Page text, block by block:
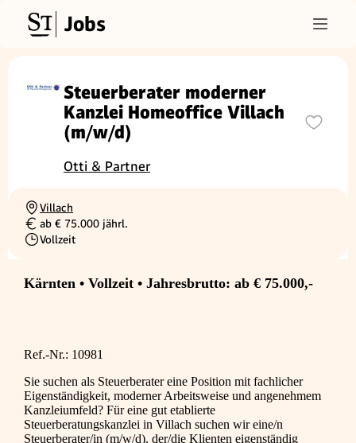
Jobs
Steuerberater moderner
Kanzlei Homeoffice Villach
(m/w/d)
Otti & Partner
Ortschaft
Villach
Gehalt
ab € 75.000 jährl.
Beschäftigungsart
Vollzeit
Kärnten • Vollzeit • Jahresbrutto: ab € 75.000,-
Ref.-Nr.: 10981
Sie suchen als Steuerberater eine Position mit fachlicher
Eigenständigkeit, moderner Arbeitsweise und angenehmem
Kanzleiumfeld? Für eine gut etablierte
Steuerberatungskanzlei in Villach suchen wir eine/n
Steuerberater/in (m/w/d), der/die Klienten eigenständig